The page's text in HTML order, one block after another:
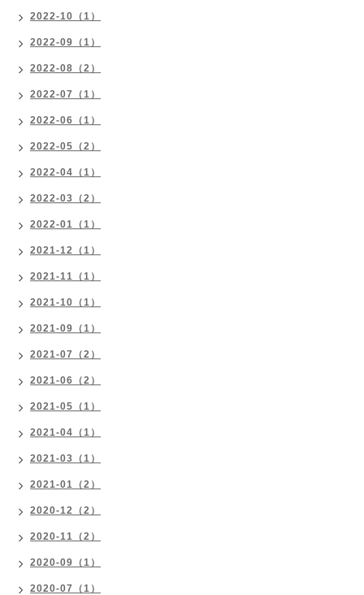
2022-10（1）
2022-09（1）
2022-08（2）
2022-07（1）
2022-06（1）
2022-05（2）
2022-04（1）
2022-03（2）
2022-01（1）
2021-12（1）
2021-11（1）
2021-10（1）
2021-09（1）
2021-07（2）
2021-06（2）
2021-05（1）
2021-04（1）
2021-03（1）
2021-01（2）
2020-12（2）
2020-11（2）
2020-09（1）
2020-07（1）